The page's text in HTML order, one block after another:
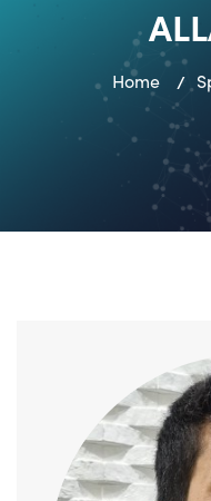
Home /